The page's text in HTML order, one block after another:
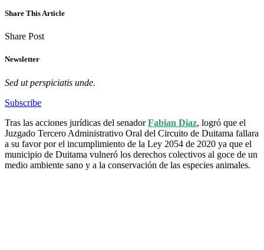
Share This Article
Share Post
Newsletter
Sed ut perspiciatis unde.
Subscribe
Tras las acciones jurídicas del senador Fabian Diaz, logró que el
Juzgado Tercero Administrativo Oral del Circuito de Duitama fallara
a su favor por el incumplimiento de la Ley 2054 de 2020 ya que el
municipio de Duitama vulneró los derechos colectivos al goce de un
medio ambiente sano y a la conservación de las especies animales.